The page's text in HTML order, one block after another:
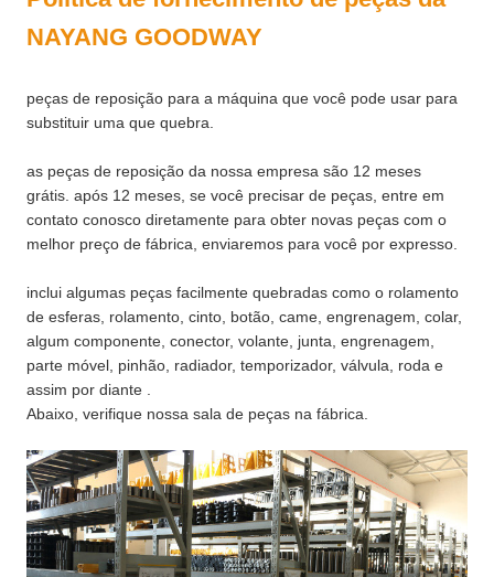
NAYANG GOODWAY
peças de reposição para a máquina que você pode usar para
substituir uma que quebra.
as peças de reposição da nossa empresa são 12 meses
grátis. após 12 meses, se você precisar de peças, entre em
contato conosco diretamente para obter novas peças com o
melhor preço de fábrica, enviaremos para você por expresso.
inclui algumas peças facilmente quebradas como o rolamento
de esferas, rolamento, cinto, botão, came, engrenagem, colar,
algum componente, conector, volante, junta, engrenagem,
parte móvel, pinhão, radiador, temporizador, válvula, roda e
assim por diante .
Abaixo, verifique nossa sala de peças na fábrica.